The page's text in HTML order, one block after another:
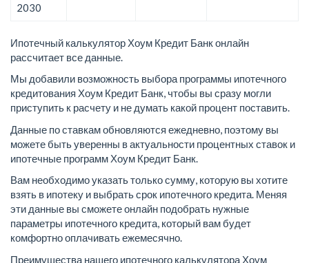
2030
Ипотечный калькулятор Хоум Кредит Банк онлайн
рассчитает все данные.
Мы добавили возможность выбора программы ипотечного
кредитования Хоум Кредит Банк, чтобы вы сразу могли
приступить к расчету и не думать какой процент поставить.
Данные по ставкам обновляются ежедневно, поэтому вы
можете быть уверенны в актуальности процентных ставок и
ипотечные программ Хоум Кредит Банк.
Вам необходимо указать только сумму, которую вы хотите
взять в ипотеку и выбрать срок ипотечного кредита. Меняя
эти данные вы сможете онлайн подобрать нужные
параметры ипотечного кредита, который вам будет
комфортно оплачивать ежемесячно.
Преимущества нашего ипотечного калькулятора Хоум